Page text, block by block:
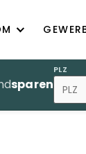
sparen
PLZ